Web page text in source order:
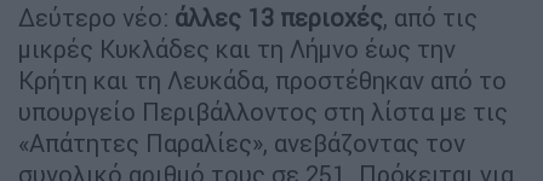
Δεύτερο νέο: άλλες 13 περιοχές, από τις
μικρές Κυκλάδες και τη Λήμνο έως την
Κρήτη και τη Λευκάδα, προστέθηκαν από το
υπουργείο Περιβάλλοντος στη λίστα με τις
«Απάτητες Παραλίες», ανεβάζοντας τον
συνολικό αριθμό τους σε 251. Πρόκειται για